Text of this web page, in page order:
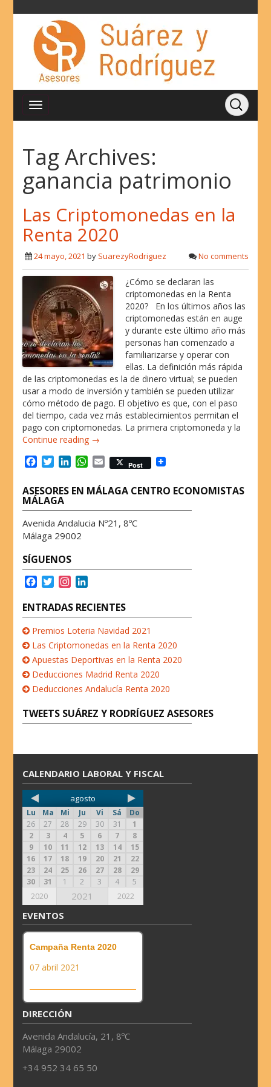
Tag Archives:
ganancia patrimonio
Las Criptomonedas en la
Renta 2020
24 mayo, 2021 by SuarezyRodriguez No comments
¿Cómo se declaran las
criptomonedas en la Renta
2020? En los últimos años las
criptomonedas están en auge
y durante este último año más
personas han comenzado a
familiarizarse y operar con
ellas. La definición más rápida
de las criptomonedas es la de dinero virtual; se pueden
usar a modo de inversión y también se pueden utilizar
cómo método de pago. El objetivo es que, con el paso
del tiempo, cada vez más establecimientos permitan el
pago con criptomonedas. La primera criptomoneda y la
Continue reading →
c
e
b
o
o
T
i
t
t
e
r
n
k
e
d
I
W
a
t
s
A
E
a
i
l
Post
ASESORES EN MÁLAGA CENTRO ECONOMISTAS
MÁLAGA
Avenida Andalucia Nº21, 8ºC
Málaga 29002
SÍGUENOS
c
e
b
o
k
T
i
t
t
e
r
s
t
a
g
r
a
m
n
k
e
d
n
ENTRADAS RECIENTES
Premios Loteria Navidad 2021
Las Criptomonedas en la Renta 2020
Apuestas Deportivas en la Renta 2020
Deducciones Madrid Renta 2020
Deducciones Andalucía Renta 2020
TWEETS SUÁREZ Y RODRÍGUEZ ASESORES
CALENDARIO LABORAL Y FISCAL
agosto
Lu Ma Mi Ju Vi Sá
Do
26
27 28 29 30 31
1
2
3 4 5 6 7
8
9
10 11 12 13 14
15
16
17 18 19 20 21
22
23
24 25 26 27 28
29
30
31 1 2 3 4 5
2020 2021 2022
EVENTOS
Campaña Renta 2020
07 abril 2021
DIRECCIÓN
Avenida Andalucía, 21, 8ºC
Málaga 29002
+34 952 34 65 50